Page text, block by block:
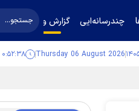
چندرسانه‌ایی گزارش و گفت‌وگو
Thursday 06 August 2026 ۰:۵۲:۳۹